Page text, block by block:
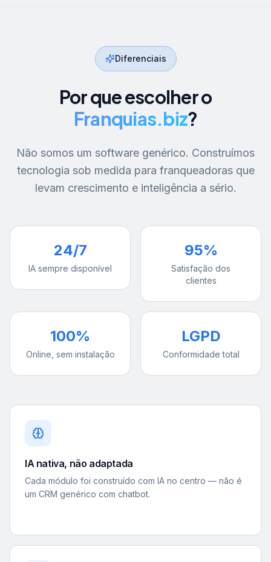
Diferenciais
Por que escolher o
Franquias.biz?
Não somos um software genérico. Construímos
tecnologia sob medida para franqueadoras que
levam crescimento e inteligência a sério.
24/7
IA sempre disponível
95%
Satisfação dos
clientes
100%
Online, sem instalação
LGPD
Conformidade total
IA nativa, não adaptada
Cada módulo foi construído com IA no centro — não é
um CRM genérico com chatbot.